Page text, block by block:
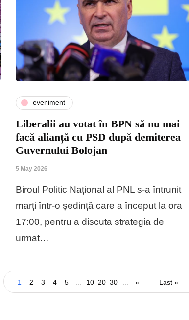
eveniment
Liberalii au votat în BPN să nu mai
facă alianță cu PSD după demiterea
Guvernului Bolojan
5 May 2026
Biroul Politic Național al PNL s-a întrunit
marți într-o ședință care a început la ora
17:00, pentru a discuta strategia de
urmat…
1 2 3 4 5 10 20 30 » Last »